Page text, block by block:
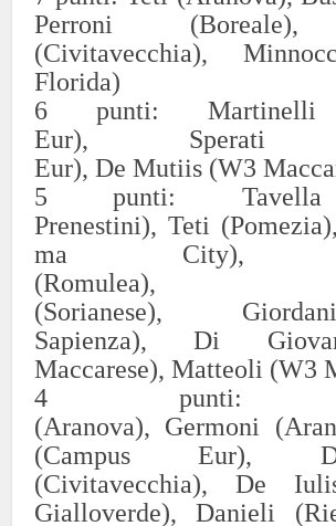
Perroni (Boreale),
(Civitavecchia),
Florida)
6
punti:
Eur), Sperati
Eur),DeMutiis (W3
5 punti:
Prenestini),Teti (Pomezia),
ma
(Sorianese),
Sapienza),Di
Maccarese),Matteoli (W3
4
(Aranova), Germoni
(Campus Eur),
(Civitavecchia),De
Gialloverde),Danieli